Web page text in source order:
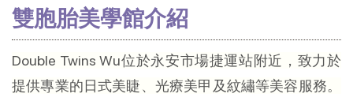
雙胞胎美學館介紹
Double Twins Wu位於永安市場捷運站附近，致力於
提供專業的日式美睫、光療美甲及紋繡等美容服務。